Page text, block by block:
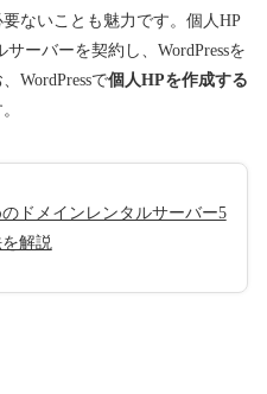
ないことも魅力です。個人HP
ーバーを契約し、WordPressを
WordPressで個人HPを作成する
ドメインレンタルサーバー5
解説